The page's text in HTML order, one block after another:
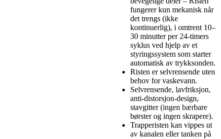
fungerer kun mekanisk når
det trengs (ikke
kontinuerlig), i omtrent 10–
30 minutter per 24-timers
syklus ved hjelp av et
styringssystem som starter
automatisk av trykksonden.
Risten er selvrensende uten
behov for vaskevann.
Selvrensende, lavfriksjon,
anti-distorsjon-design,
stavgitter (ingen bærbare
børster og ingen skrapere).
Trapperisten kan vippes ut
av kanalen eller tanken på